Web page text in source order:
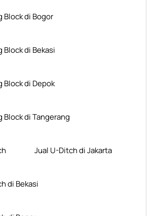
Block di Bogor
Block di Bekasi
Block di Depok
Block di Tangerang
Jual U-Ditch di Jakarta
di Bekasi